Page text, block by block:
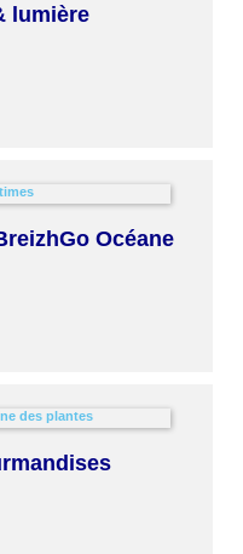
lumière
Océane